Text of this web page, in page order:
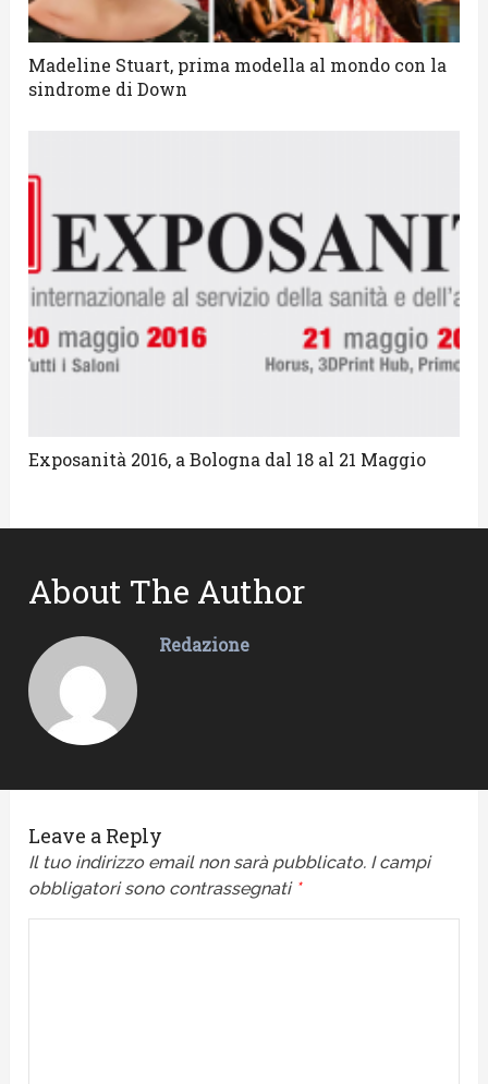
Madeline Stuart, prima modella al mondo con la
sindrome di Down
Exposanità 2016, a Bologna dal 18 al 21 Maggio
About The Author
Redazione
Leave a Reply
Il tuo indirizzo email non sarà pubblicato. I campi
obbligatori sono contrassegnati *